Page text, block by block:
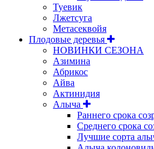
Туевик
Лжетсуга
Метасеквойя
Плодовые деревья
НОВИНКИ СЕЗОНА
Азимина
Абрикос
Айва
Актинидия
Алыча
Раннего срока
Среднего срока
Лучшие сорта